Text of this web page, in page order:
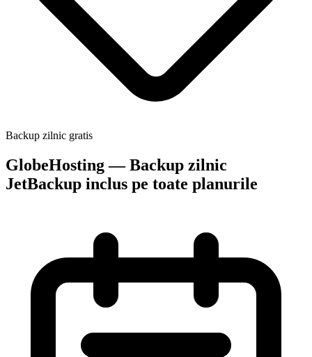
Backup zilnic gratis
GlobeHosting — Backup zilnic
JetBackup inclus pe toate planurile